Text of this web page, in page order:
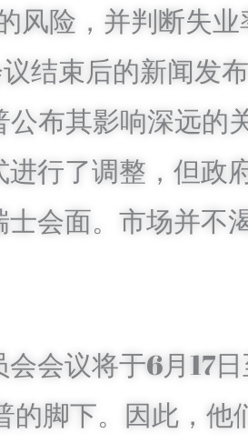
风险，并判断失业
结束后的新闻发
布其影响深远的
行了调整，但政
会面。市场并不
会议将于6月17
的脚下。因此，他